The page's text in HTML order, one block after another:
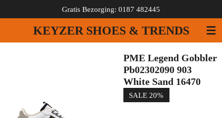
direct
de
KEYZER SHOES & TRENDS
Gratis Bezorging: 0187 482445
PME Legend Gobbler
Pb02302090 903
White Sand 16470
SALE 20%